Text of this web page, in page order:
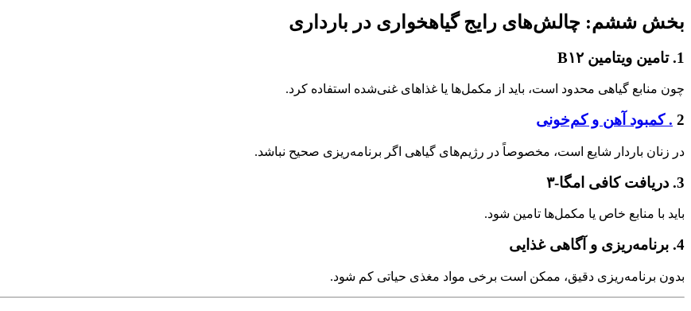
بخش ششم: چالش‌های رایج گیاهخواری در بارداری
1. تامین ویتامین B۱۲
چون منابع گیاهی محدود است، باید از مکمل‌ها یا غذاهای غنی‌شده استفاده کرد.
2 . کمبود آهن و کم‌خونی
در زنان باردار شایع است، مخصوصاً در رژیم‌های گیاهی اگر برنامه‌ریزی صحیح نباشد.
3. دریافت کافی امگا-۳
باید با منابع خاص یا مکمل‌ها تامین شود.
4. برنامه‌ریزی و آگاهی غذایی
بدون برنامه‌ریزی دقیق، ممکن است برخی مواد مغذی حیاتی کم شود.